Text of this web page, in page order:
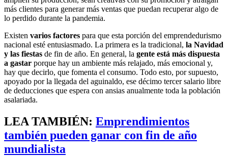
más clientes para generar más ventas que puedan recuperar algo de
lo perdido durante la pandemia.
Existen varios factores para que esta porción del emprendedurismo
nacional esté entusiasmado. La primera es la tradicional, la Navidad
y las fiestas de fin de año. En general, la gente está más dispuesta
a gastar porque hay un ambiente más relajado, más emocional y,
hay que decirlo, que fomenta el consumo. Todo esto, por supuesto,
apoyado por la llegada del aguinaldo, ese décimo tercer salario libre
de deducciones que espera con ansias anualmente toda la población
asalariada.
LEA TAMBIÉN: Emprendimientos
también pueden ganar con fin de año
mundialista